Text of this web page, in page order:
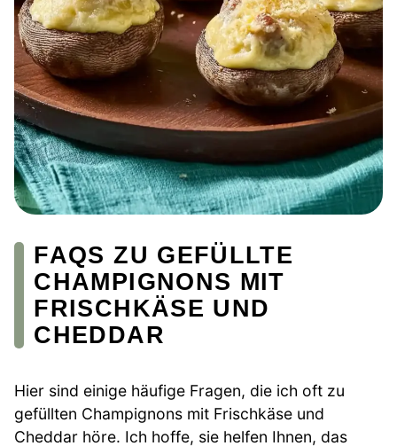
FAQS ZU GEFÜLLTE
CHAMPIGNONS MIT
FRISCHKÄSE UND
CHEDDAR
Hier sind einige häufige Fragen, die ich oft zu
gefüllten Champignons mit Frischkäse und
Cheddar höre. Ich hoffe, sie helfen Ihnen, das